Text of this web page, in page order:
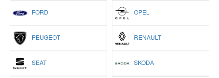
FORD OPEL
PEUGEOT RENAULT
SEAT SKODA